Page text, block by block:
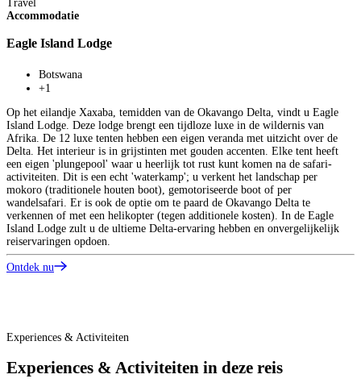
Travel
Accommodatie
Eagle Island Lodge
Botswana
+1
Op het eilandje Xaxaba, temidden van de Okavango Delta, vindt u Eagle
Island Lodge. Deze lodge brengt een tijdloze luxe in de wildernis van
Afrika. De 12 luxe tenten hebben een eigen veranda met uitzicht over de
Delta. Het interieur is in grijstinten met gouden accenten. Elke tent heeft
een eigen 'plungepool' waar u heerlijk tot rust kunt komen na de safari-
activiteiten. Dit is een echt 'waterkamp'; u verkent het landschap per
mokoro (traditionele houten boot), gemotoriseerde boot of per
wandelsafari. Er is ook de optie om te paard de Okavango Delta te
verkennen of met een helikopter (tegen additionele kosten). In de Eagle
Island Lodge zult u de ultieme Delta-ervaring hebben en onvergelijkelijk
reiservaringen opdoen.
Ontdek nu
Experiences & Activiteiten
Experiences & Activiteiten in deze reis